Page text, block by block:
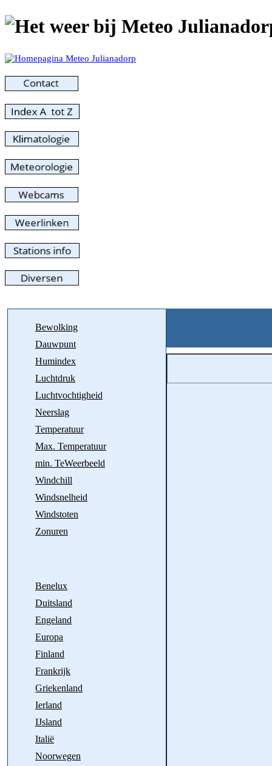
Bewolking
Dauwpunt
Humindex
Luchtdruk
Luchtvochtigheid
Neerslag
Temperatuur
Max. Temperatuur
min. TeWeerbeeld
Windchill
Windsnelheid
Windstoten
Zonuren
Benelux
Duitsland
Engeland
Europa
Finland
Frankrijk
Griekenland
Ierland
IJsland
Italië
Noorwegen